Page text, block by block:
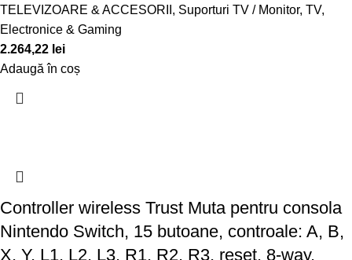
TELEVIZOARE & ACCESORII , Suporturi TV / Monitor, TV,
Electronice & Gaming
2.264,22 lei
Adaugă în coș
Controller wireless Trust Muta pentru consola
Nintendo Switch, 15 butoane, controale: A, B,
X, Y, L1, L2, L3, R1, R2, R3, reset, 8-way,